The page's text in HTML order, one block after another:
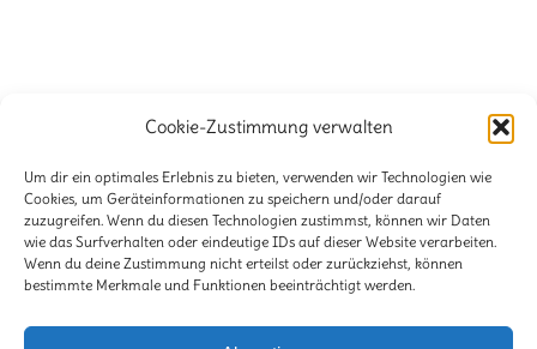
Cookie-Zustimmung verwalten
Um dir ein optimales Erlebnis zu bieten, verwenden wir Technologien wie
Cookies, um Geräteinformationen zu speichern und/oder darauf
zuzugreifen. Wenn du diesen Technologien zustimmst, können wir Daten
wie das Surfverhalten oder eindeutige IDs auf dieser Website verarbeiten.
Wenn du deine Zustimmung nicht erteilst oder zurückziehst, können
bestimmte Merkmale und Funktionen beeinträchtigt werden.
Verena + Volker Stahnke GbR
Stöckener Str. 125
30419 Hannover
Telefon: 0511-2281471